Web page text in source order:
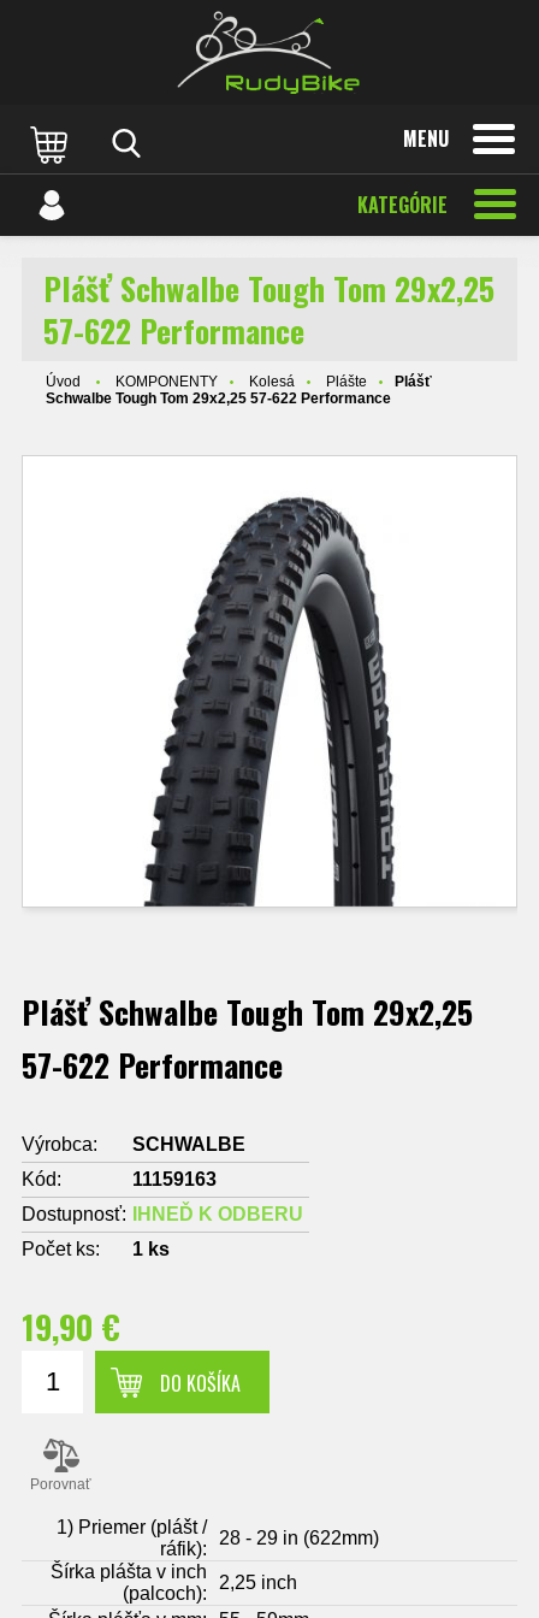
MENU
KATEGÓRIE
Plášť Schwalbe Tough Tom 29x2,25
57-622 Performance
Úvod KOMPONENTY Kolesá Plášte
Plášť
Schwalbe Tough Tom 29x2,25 57-622 Performance
Plášť Schwalbe Tough Tom 29x2,25
57-622 Performance
Výrobca:
SCHWALBE
Kód:
11159163
Dostupnosť:
IHNEĎ K ODBERU
Počet ks:
1 ks
19,90 €
DO KOŠÍKA
Porovnať
1) Priemer (plášt /
ráfik):
28 - 29 in (622mm)
Šírka plášta v inch
(palcoch):
2,25 inch